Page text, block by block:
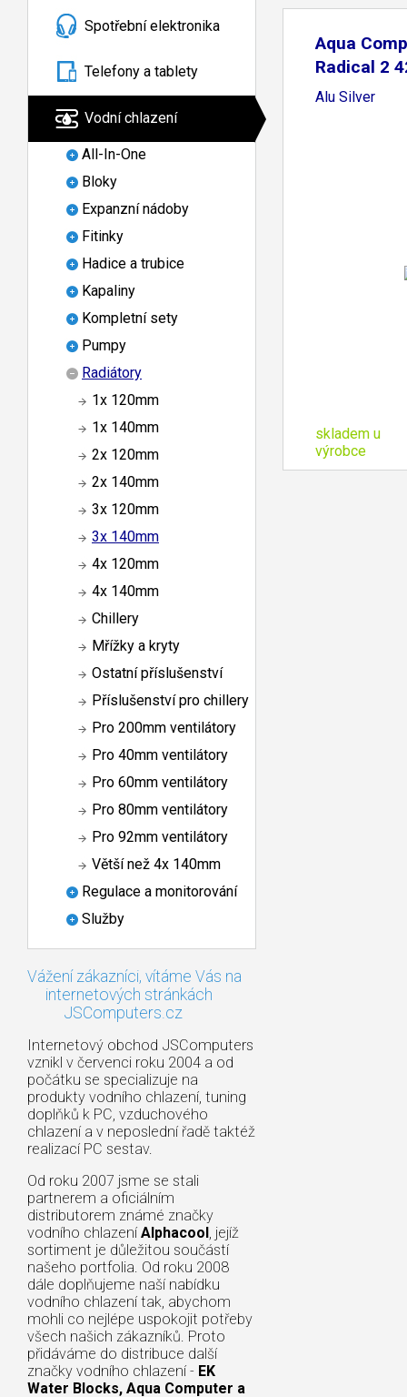
Spotřební elektronika
Telefony a tablety
Vodní chlazení
All-In-One
Bloky
Expanzní nádoby
Fitinky
Hadice a trubice
Kapaliny
Kompletní sety
Pumpy
Radiátory
1x 120mm
1x 140mm
2x 120mm
2x 140mm
3x 120mm
3x 140mm
4x 120mm
4x 140mm
Chillery
Mřížky a kryty
Ostatní příslušenství
Příslušenství pro chillery
Pro 200mm ventilátory
Pro 40mm ventilátory
Pro 60mm ventilátory
Pro 80mm ventilátory
Pro 92mm ventilátory
Větší než 4x 140mm
Regulace a monitorování
Služby
Vážení zákazníci, vítáme Vás na
internetových stránkách
JSComputers.cz
Internetový obchod JSComputers
vznikl v červenci roku 2004 a od
počátku se specializuje na
produkty vodního chlazení, tuning
doplňků k PC, vzduchového
chlazení a v neposlední řadě taktéž
realizací PC sestav.
Od roku 2007 jsme se stali
partnerem a oficiálním
distributorem známé značky
vodního chlazení Alphacool, jejíž
sortiment je důležitou součástí
našeho portfolia. Od roku 2008
dále doplňujeme naší nabídku
vodního chlazení tak, abychom
mohli co nejlépe uspokojit potřeby
všech našich zákazníků. Proto
přidáváme do distribuce další
značky vodního chlazení - EK
Water Blocks, Aqua Computer a
Aqua
Radical 2
Alu Silver
skladem u
výrobce